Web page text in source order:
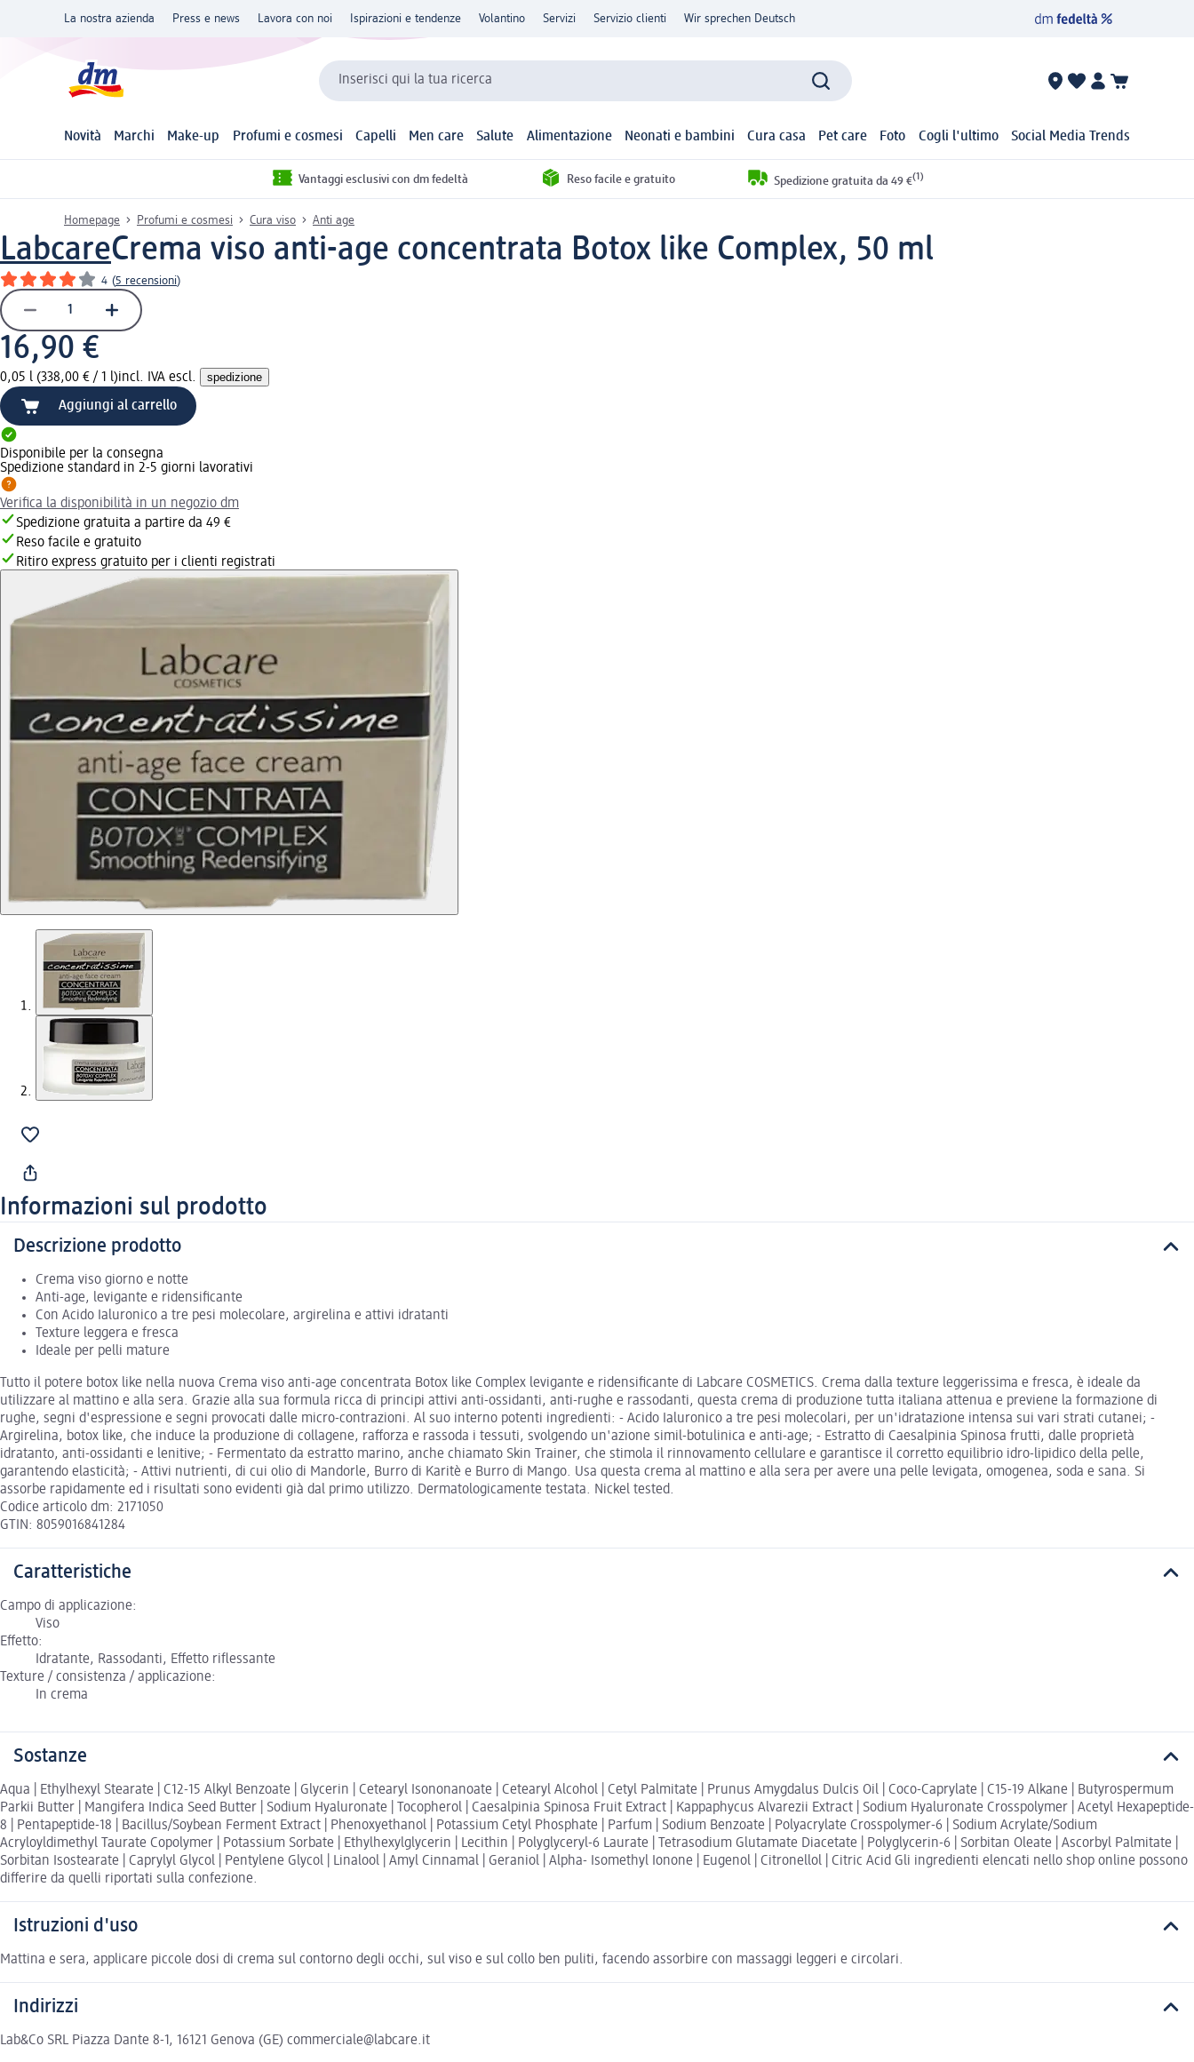
La nostra azienda Press e news Lavora con noi Ispirazioni e tendenze Volantino Servizi Servizio clienti Wir sprechen Deutsch
Inserisci qui la tua ricerca
Novità Marchi Make-up Profumi e cosmesi Capelli Men care Salute Alimentazione Neonati e bambini Cura casa Pet care Foto Cogli l'ultimo Social Media Trends
Vantaggi esclusivi con dm fedeltà Reso facile e gratuito Spedizione gratuita da 49 €(1)
Homepage Profumi e cosmesi Cura viso Anti age
LabcareCrema viso anti-age concentrata Botox like Complex, 50 ml
4 (5 recensioni)
16,90 €
0,05 l (338,00 € / 1 l)incl. IVA escl. spedizione
Aggiungi al carrello
Disponibile per la consegna
Spedizione standard in 2-5 giorni lavorativi
Verifica la disponibilità in un negozio dm
Spedizione gratuita a partire da 49 €
Reso facile e gratuito
Ritiro express gratuito per i clienti registrati
Informazioni sul prodotto
Descrizione prodotto
Crema viso giorno e notte
Anti-age, levigante e ridensificante
Con Acido Ialuronico a tre pesi molecolare, argirelina e attivi idratanti
Texture leggera e fresca
Ideale per pelli mature
Tutto il potere botox like nella nuova Crema viso anti-age concentrata Botox like Complex levigante e ridensificante di Labcare COSMETICS. Crema dalla texture leggerissima e fresca, è ideale da
utilizzare al mattino e alla sera. Grazie alla sua formula ricca di principi attivi anti-ossidanti, anti-rughe e rassodanti, questa crema di produzione tutta italiana attenua e previene la formazione di
rughe, segni d'espressione e segni provocati dalle micro-contrazioni. Al suo interno potenti ingredienti: - Acido Ialuronico a tre pesi molecolari, per un'idratazione intensa sui vari strati cutanei; -
Argirelina, botox like, che induce la produzione di collagene, rafforza e rassoda i tessuti, svolgendo un'azione simil-botulinica e anti-age; - Estratto di Caesalpinia Spinosa frutti, dalle proprietà
idratanto, anti-ossidanti e lenitive; - Fermentato da estratto marino, anche chiamato Skin Trainer, che stimola il rinnovamento cellulare e garantisce il corretto equilibrio idro-lipidico della pelle,
garantendo elasticità; - Attivi nutrienti, di cui olio di Mandorle, Burro di Karitè e Burro di Mango. Usa questa crema al mattino e alla sera per avere una pelle levigata, omogenea, soda e sana. Si
assorbe rapidamente ed i risultati sono evidenti già dal primo utilizzo. Dermatologicamente testata. Nickel tested.
Codice articolo dm: 2171050
GTIN: 8059016841284
Caratteristiche
Campo di applicazione:
Viso
Effetto:
Idratante, Rassodanti, Effetto riflessante
Texture / consistenza / applicazione:
In crema
Sostanze
Aqua | Ethylhexyl Stearate | C12-15 Alkyl Benzoate | Glycerin | Cetearyl Isononanoate | Cetearyl Alcohol | Cetyl Palmitate | Prunus Amygdalus Dulcis Oil | Coco-Caprylate | C15-19 Alkane | Butyrospermum
Parkii Butter | Mangifera Indica Seed Butter | Sodium Hyaluronate | Tocopherol | Caesalpinia Spinosa Fruit Extract | Kappaphycus Alvarezii Extract | Sodium Hyaluronate Crosspolymer | Acetyl Hexapeptide-
8 | Pentapeptide-18 | Bacillus/Soybean Ferment Extract | Phenoxyethanol | Potassium Cetyl Phosphate | Parfum | Sodium Benzoate | Polyacrylate Crosspolymer-6 | Sodium Acrylate/Sodium
Acryloyldimethyl Taurate Copolymer | Potassium Sorbate | Ethylhexylglycerin | Lecithin | Polyglyceryl-6 Laurate | Tetrasodium Glutamate Diacetate | Polyglycerin-6 | Sorbitan Oleate | Ascorbyl Palmitate |
Sorbitan Isostearate | Caprylyl Glycol | Pentylene Glycol | Linalool | Amyl Cinnamal | Geraniol | Alpha- Isomethyl Ionone | Eugenol | Citronellol | Citric Acid Gli ingredienti elencati nello shop online possono
differire da quelli riportati sulla confezione.
Istruzioni d'uso
Mattina e sera, applicare piccole dosi di crema sul contorno degli occhi, sul viso e sul collo ben puliti, facendo assorbire con massaggi leggeri e circolari.
Indirizzi
Lab&Co SRL Piazza Dante 8-1, 16121 Genova (GE) commerciale@labcare.it